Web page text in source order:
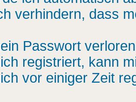
verhindern, dass
Passwort
registriert, kann
vor einiger Zeit